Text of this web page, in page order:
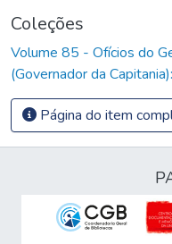
Coleções
Volume 85 - Ofícios do
(Governador da
Página do item